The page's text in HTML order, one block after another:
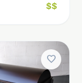
$$
favorite